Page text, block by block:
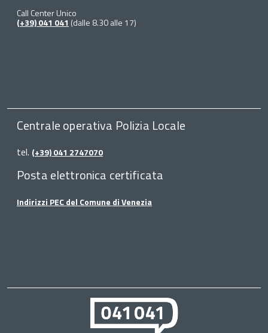
Call Center Unico
(+39) 041 041 (dalle 8.30 alle 17)
Centrale operativa Polizia Locale
tel. (+39) 041 2747070
Posta elettronica certificata
Indirizzi PEC del Comune di Venezia